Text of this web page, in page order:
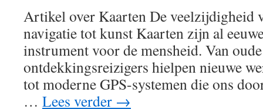
Artikel over Kaarten De veelzijdigheid
navigatie tot kunst Kaarten zijn al
instrument voor de mensheid. Van
ontdekkingsreizigers hielpen nieuwe
tot moderne GPS-systemen die ons
… Lees verder →